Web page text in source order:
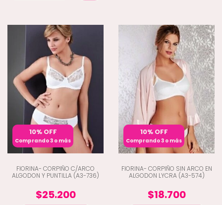
10% OFF
Comprando 3 o más
FIORINA- CORPIÑO C/ARCO
ALGODON Y PUNTILLA (A3-736)
$25.200
10% OFF
Comprando 3 o más
FIORINA- CORPIÑO SIN ARCO EN
ALGODON LYCRA (A3-574)
$18.700